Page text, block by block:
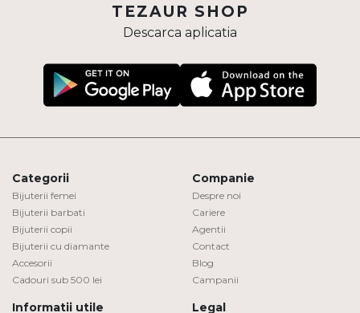
TEZAUR SHOP
Descarca aplicatia
Categorii
Bijuterii femei
Bijuterii barbati
Bijuterii copii
Bijuterii cu diamante
Accesorii
Cadouri sub 500 lei
Companie
Despre noi
Cariere
Agentii
Contact
Blog
Campanii
Informatii utile Legal